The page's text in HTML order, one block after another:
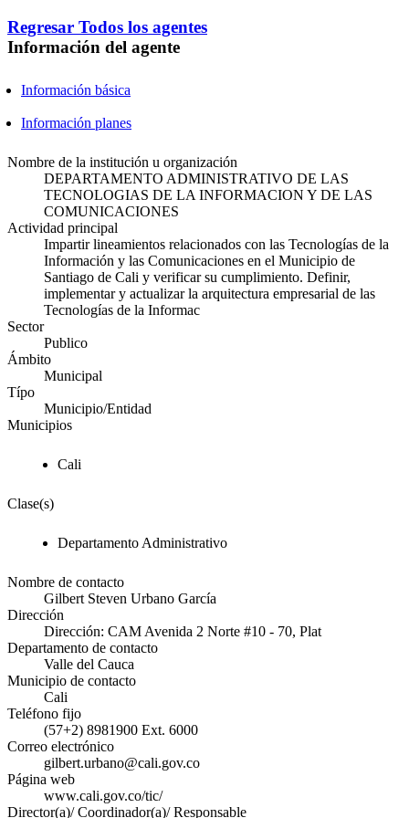
Regresar Todos los agentes
Información del agente
Información básica
Información planes
Nombre de la institución u organización
DEPARTAMENTO ADMINISTRATIVO DE LAS
TECNOLOGIAS DE LA INFORMACION Y DE LAS
COMUNICACIONES
Actividad principal
Impartir lineamientos relacionados con las Tecnologías de la
Información y las Comunicaciones en el Municipio de
Santiago de Cali y verificar su cumplimiento. Definir,
implementar y actualizar la arquitectura empresarial de las
Tecnologías de la Informac
Sector
Publico
Ámbito
Municipal
Típo
Municipio/Entidad
Municipios
Cali
Clase(s)
Departamento Administrativo
Nombre de contacto
Gilbert Steven Urbano García
Dirección
Dirección: CAM Avenida 2 Norte #10 - 70, Plat
Departamento de contacto
Valle del Cauca
Municipio de contacto
Cali
Teléfono fijo
(57+2) 8981900 Ext. 6000
Correo electrónico
gilbert.urbano@cali.gov.co
Página web
www.cali.gov.co/tic/
Director(a)/ Coordinador(a)/ Responsable